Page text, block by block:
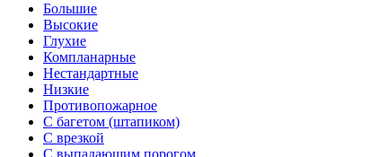
Большие
Высокие
Глухие
Компланарные
Нестандартные
Низкие
Противопожарное
С багетом (штапиком)
С врезкой
С выпадающим порогом